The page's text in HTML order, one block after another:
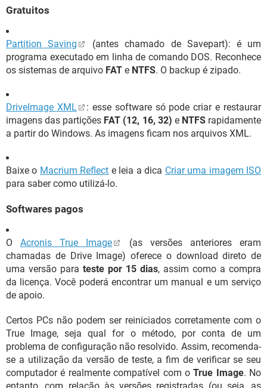
Gratuitos
Partition Saving
(antes chamado de Savepart): é um
programa executado em linha de comando DOS. Reconhece
os sistemas de arquivo FAT e NTFS. O backup é zipado.
DriveImage XML
: esse software só pode criar e restaurar
imagens das partições FAT (12, 16, 32) e NTFSrapidamente
a partir do Windows. As imagens ficam nos arquivos XML.
Baixe o Macrium Reflect e leia a dica Criar uma imagem ISO
para saber como utilizá-lo.
Softwares pagos
O Acronis True Image
(as versões anteriores eram
chamadas de Drive Image) oferece o download direto de
uma versão para teste por 15 dias, assim como a compra
da licença. Você poderá encontrar um manual e um serviço
de apoio.
Certos PCs não podem ser reiniciados corretamente com o
True Image, seja qual for o método, por conta de um
problema de configuração não resolvido. Assim, recomenda-
se a utilização da versão de teste, a fim de verificar se seu
computador é realmente compatível com oTrue Image. No